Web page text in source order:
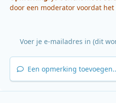
door een moderator voordat
Een opmerking